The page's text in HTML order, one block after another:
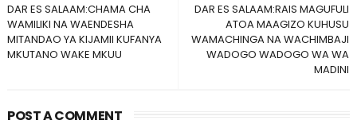
DAR ES SALAAM:RAIS MAGUFULI
ATOA MAAGIZO KUHUSU
WAMACHINGA NA WACHIMBAJI
WADOGO WADOGO WA WA
MADINI
DAR ES SALAAM:CHAMA CHA
WAMILIKI NA WAENDESHA
MITANDAO YA KIJAMII KUFANYA
MKUTANO WAKE MKUU
POST A COMMENT